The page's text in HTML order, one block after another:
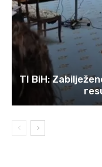
TI BiH: